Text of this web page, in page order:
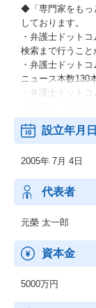
◆「専門家をもっ
しております。
・弁護士ドット
検索まで行うこと
・弁護士ドット
ニュース本数130
・弁護士ドット
・EXCAREER：
・BUSINESS
イト
・クラウドサイ
・税理士ドット
談したり税理士
設立年月日
2005年 7月 4日
代表者
元榮 太一郎
資本金
5000万円